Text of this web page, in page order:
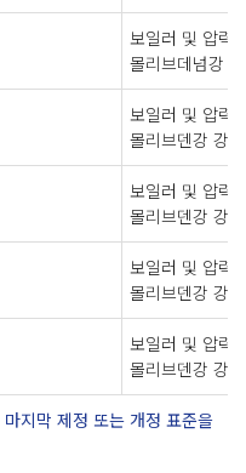
보일러 및 압력
몰리브데넘강
보일러 및 압력
몰리브덴강 강판
보일러 및 압력
몰리브덴강 강판
보일러 및 압력
몰리브덴강 강판
보일러 및 압력
몰리브덴강 강판
지막 제정 또는 개정 표준을